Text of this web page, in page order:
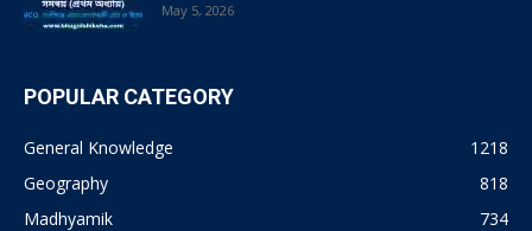
May 5, 2026
POPULAR CATEGORY
General Knowledge
1218
Geography
818
Madhyamik
734